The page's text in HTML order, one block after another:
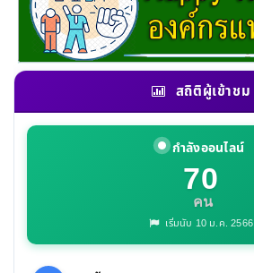
สถิติผู้เข้าชม
กำลังออนไลน์
70
คน
เริ่มนับ 10 ม.ค. 2566